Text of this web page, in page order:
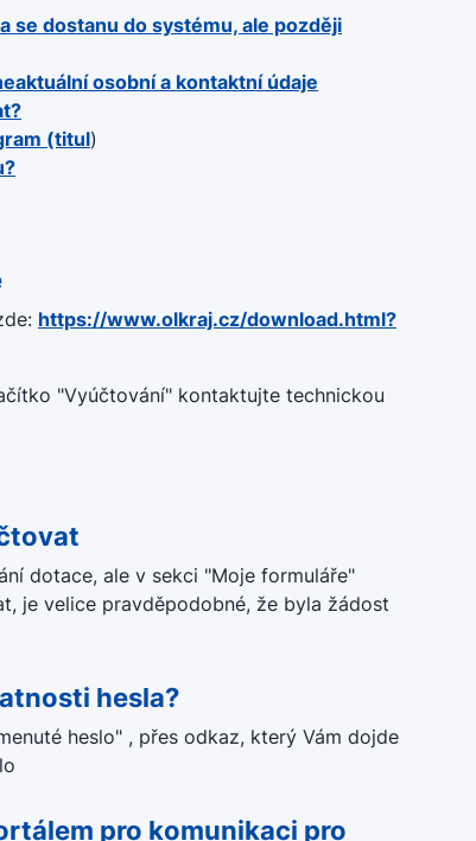
se dostanu do systému, ale později
osobní a kontaktní údaje
(titul)
https://www.olkraj.cz/download.html?
"Vyúčtování" kontaktujte technickou
dotace, ale v sekci "Moje formuláře"
je velice pravděpodobné, že byla žádost
hesla?
heslo" , přes odkaz, který Vám dojde
pro komunikaci pro